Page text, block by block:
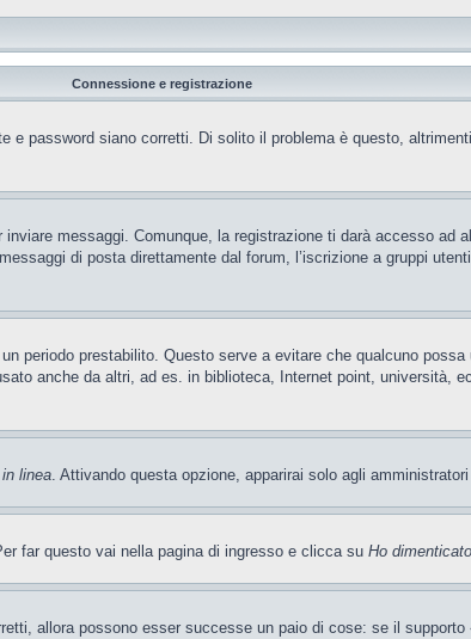
Connessione e registrazione
password siano corretti. Di solito il problema è questo,
messaggi. Comunque, la registrazione ti darà accesso
di posta direttamente dal forum, l’iscrizione a gruppi
periodo prestabilito. Questo serve a evitare che qualcuno
anche da altri, ad es. in biblioteca, Internet point, università,
linea. Attivando questa opzione, apparirai solo agli
far questo vai nella pagina di ingresso e clicca su Ho
allora possono esser successe un paio di cose: se il